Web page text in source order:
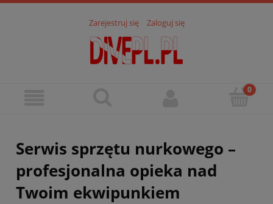
Zarejestruj się Zaloguj się
Serwis sprzętu nurkowego –
profesjonalna opieka nad
Twoim ekwipunkiem